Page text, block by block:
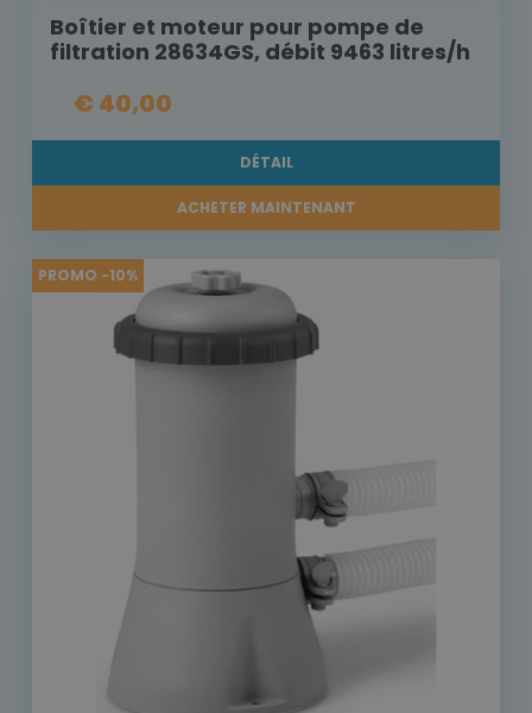
Boîtier et moteur pour pompe de
filtration 28634GS, débit 9463 litres/h
€ 40,00
DÉTAIL
ACHETER MAINTENANT
PROMO -10%